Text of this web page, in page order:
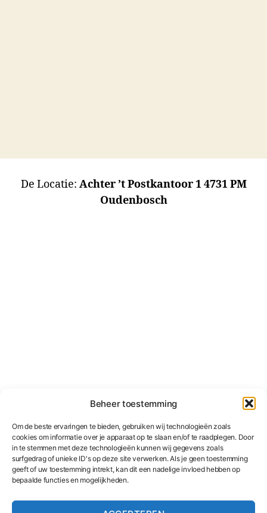
Beheer toestemming
Om de beste ervaringen te bieden, gebruiken wij technologieën zoals
cookies om informatie over je apparaat op te slaan en/of te raadplegen. Door
in te stemmen met deze technologieën kunnen wij gegevens zoals
surfgedrag of unieke ID's op deze site verwerken. Als je geen toestemming
geeft of uw toestemming intrekt, kan dit een nadelige invloed hebben op
bepaalde functies en mogelijkheden.
De Locatie: Achter ’t Postkantoor 1 4731 PM
Oudenbosch